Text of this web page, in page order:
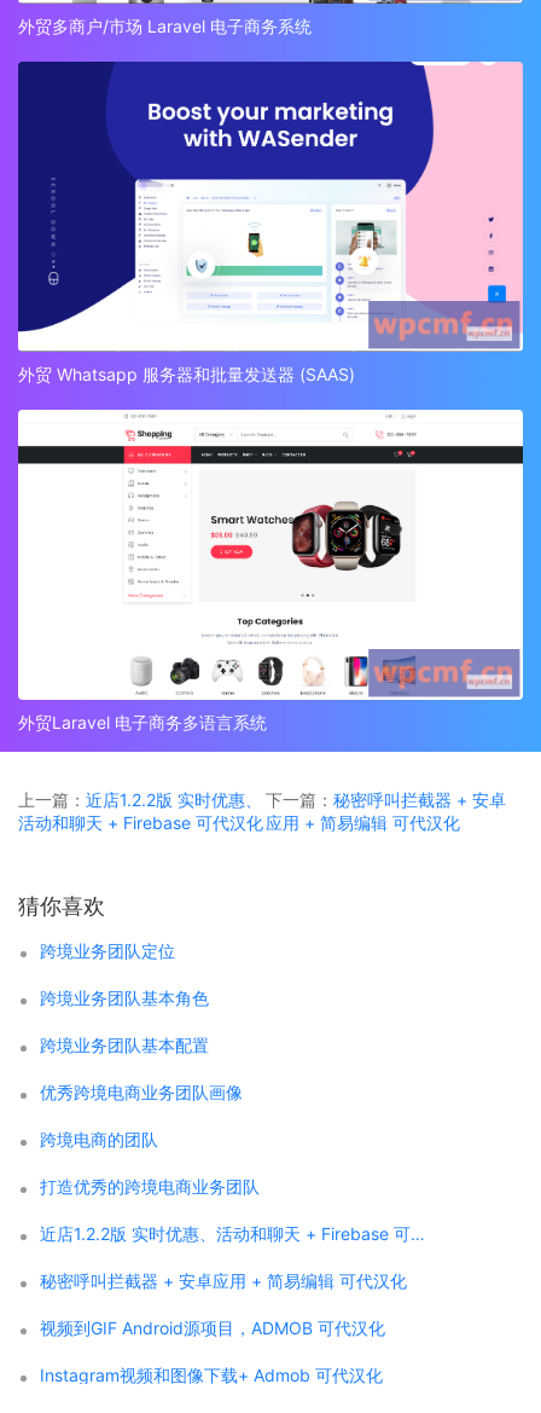
外贸多商户/市场 Laravel 电子商务系统
外贸 Whatsapp 服务器和批量发送器 (SAAS)
外贸Laravel 电子商务多语言系统
上一篇： 近店1.2.2版 实时优惠、
活动和聊天 + Firebase 可代汉化
下一篇： 秘密呼叫拦截器 + 安卓
应用 + 简易编辑 可代汉化
猜你喜欢
跨境业务团队定位
跨境业务团队基本角色
跨境业务团队基本配置
优秀跨境电商业务团队画像
跨境电商的团队
打造优秀的跨境电商业务团队
近店1.2.2版 实时优惠、活动和聊天 + Firebase 可代汉化
秘密呼叫拦截器 + 安卓应用 + 简易编辑 可代汉化
视频到GIF Android源项目，ADMOB 可代汉化
Instagram视频和图像下载+ Admob 可代汉化